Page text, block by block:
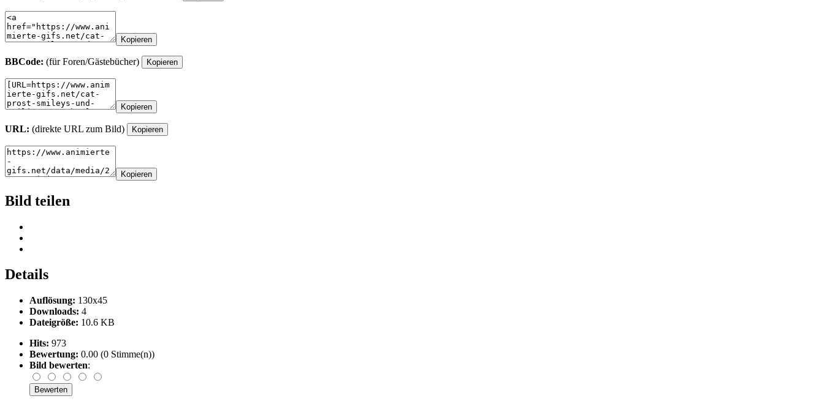
Kopieren
BBCode: (für Foren/Gästebücher) Kopieren
Kopieren
URL: (direkte URL zum Bild) Kopieren
Kopieren
Bild teilen
Details
Auflösung: 130x45
Downloads: 4
Dateigröße: 10.6 KB
Hits: 973
Bewertung: 0.00 (0 Stimme(n))
Bild bewerten: